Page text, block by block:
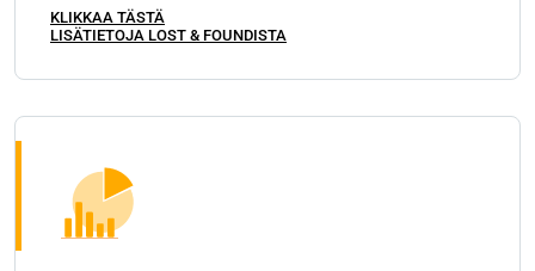
KLIKKAA TÄSTÄ
LISÄTIETOJA LOST & FOUNDISTA